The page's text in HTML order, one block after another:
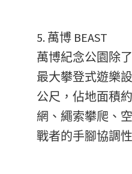
5. 萬博 BEAST
萬博紀念公園除
最大攀登式遊樂
公尺，佔地面積
網、繩索攀爬、
戰者的手腳協調